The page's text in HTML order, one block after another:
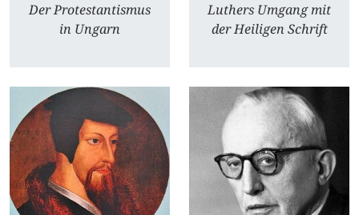
Der Protestantismus
in Ungarn
Luthers Umgang mit
der Heiligen Schrift